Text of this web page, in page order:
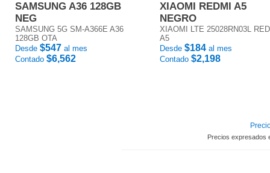
SAMSUNG A36 128GB
NEG
SAMSUNG 5G SM-A366E A36
128GB OTA
Desde $547 al mes
Contado $6,562
XIAOMI REDMI A5
NEGRO
XIAOMI LTE 25028RN03L
A5
Desde $184 al mes
Contado $2,198
Precios expresados